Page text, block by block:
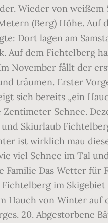
Wieder von weißem
(Berg) Höhe.
Dort lagen am
Auf dem Fichtelberg
No­vem­ber fällt der
träumen. Erster
sich bereits „ein
Schnee.
Skiurlaub
ist wirklich mau
viel Schnee im Tal
Das Wetter für
im
Hauch von Winter
20. Abgestorbene